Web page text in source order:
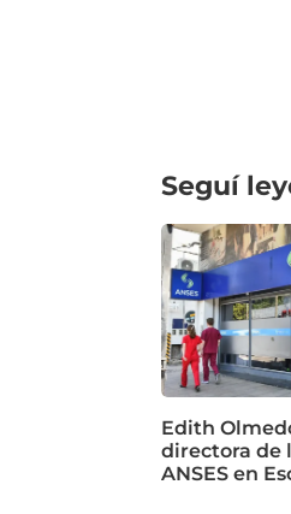
Seguí
Edith
directora de
ANSES en